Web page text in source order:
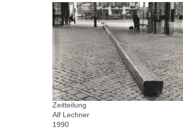
Zeitteilung
Alf Lechner
1990